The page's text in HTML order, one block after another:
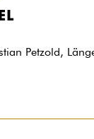
Petzold,